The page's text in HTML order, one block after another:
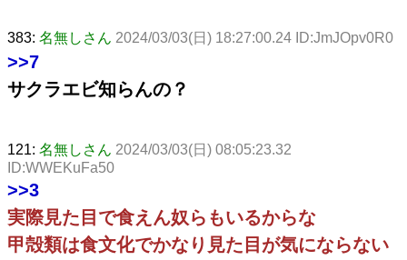
383: 名無しさん 2024/03/03(日) 18:27:00.24 ID:JmJOpv0R0
>>7
サクラエビ知らんの？
121: 名無しさん 2024/03/03(日) 08:05:23.32
ID:WWEKuFa50
>>3
実際見た目で食えん奴らもいるからな
甲殻類は食文化でかなり見た目が気にならない